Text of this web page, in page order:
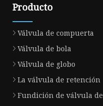
Producto
Válvula de compuerta
Válvula de bola
Válvula de globo
La válvula de retención
Fundición de válvula